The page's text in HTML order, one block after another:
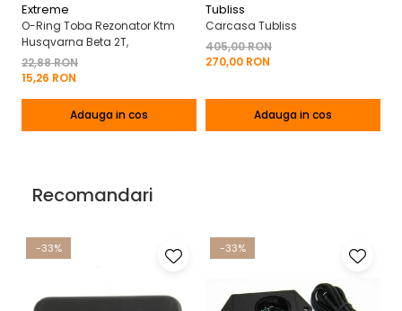
Extreme
O-Ring Toba Rezonator Ktm
Husqvarna Beta 2T,
22,88 RON
15,26 RON
Adauga in cos
Tubliss
Carcasa Tubliss
405,00 RON
270,00 RON
Adauga in cos
Recomandari
-33% -33%